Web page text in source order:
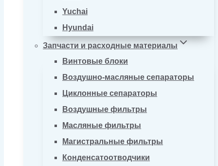
Yuchai
Hyundai
Запчасти и расходные материалы
Винтовые блоки
Воздушно-масляные сепараторы
Циклонные сепараторы
Воздушные фильтры
Масляные фильтры
Магистральные фильтры
Конденсатоотводчики